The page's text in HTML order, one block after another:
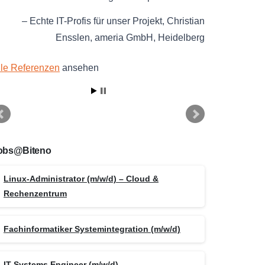
Echte IT-Profis für unser Projekt Christian
Ensslen ameria GmbH Heidelberg
Referenzen ansehen
Linux-Administrator (m/w/d) – Cloud &
Rechenzentrum
Fachinformatiker Systemintegration (m/w/d)